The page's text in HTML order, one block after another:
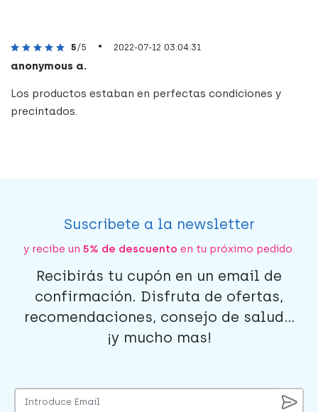
5/5 • 2022-07-12 03:04:31
anonymous a.
Los productos estaban en perfectas condiciones y
precintados.
Suscríbete a la newsletter
y recibe un 5% de descuento en tu próximo pedido.
Recibirás tu cupón en un email de
confirmación. Disfruta de ofertas,
recomendaciones, consejo de salud...
¡y mucho mas!